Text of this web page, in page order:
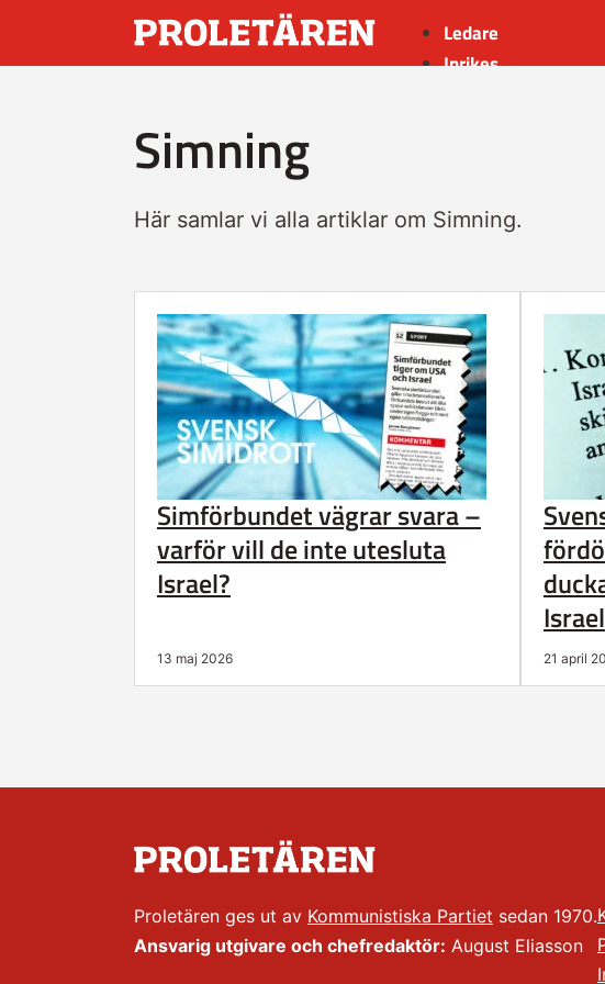
Ledare
Inrikes
Simning
Här samlar vi alla artiklar om Simning.
Simförbundet vägrar svara –
varför vill de inte utesluta
Israel?
13 maj 2026
Israel
21 april
Proletären ges ut av Kommunistiska Partiet sedan 1970.
Ansvarig utgivare och chefredaktör: August Eliasson